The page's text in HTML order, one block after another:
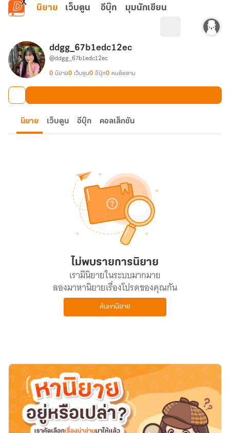
ข้ามไปยังเนื้อหาหลัก
นิยาย เว็บตูน อีบุ๊ก มุมนักเขียน
ddgg_67b1edc12ec
@ddgg_67b1edc12ec
0 นิยาย0 เว็บตูน0 อีบุ๊ก0 คนติดตาม
นิยาย เว็บตูน อีบุ๊ก คอลเล็กชัน
ไม่พบรายการนิยาย
เรามีนิยายในระบบมากมาย
ลองมาหานิยายเรื่องโปรดของคุณกัน
ค้นหานิยาย